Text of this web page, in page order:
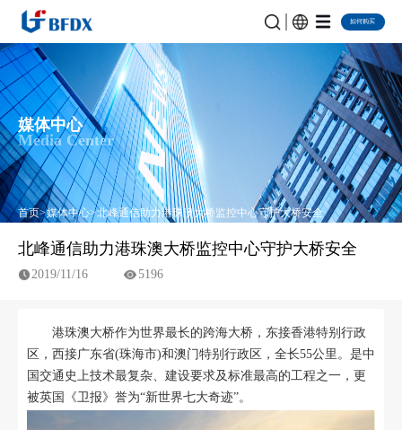
如何购买
媒体中心
Media Center
首页 媒体中心 北峰通信助力港珠澳大桥监控中心守护大桥安全
北峰通信助力港珠澳大桥监控中心守护大桥安全
2019/11/16 5196
港珠澳大桥作为世界最长的跨海大桥，东接香港特别行政
区，西接广东省(珠海市)和澳门特别行政区，全长55公里。是中
国交通史上技术最复杂、建设要求及标准最高的工程之一，更
被英国《卫报》誉为“新世界七大奇迹”。